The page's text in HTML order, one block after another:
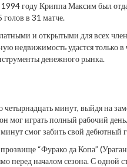
году Криппа Максим был
голов в 31 матче.
и открытыми для всех
удастся только в
денежного рынка.
четырнадцать минут, выйдя на
мог играть полный рабочий
смог забить свой дебютный
“Фурако да Копа”
перед началом сезона. С одной